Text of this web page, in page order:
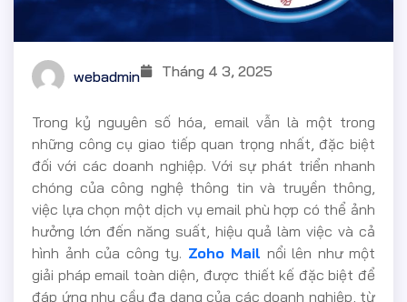
webadmin Tháng 4 3, 2025
Trong kỷ nguyên số hóa, email vẫn là một trong
những công cụ giao tiếp quan trọng nhất, đặc biệt
đối với các doanh nghiệp. Với sự phát triển nhanh
chóng của công nghệ thông tin và truyền thông,
việc lựa chọn một dịch vụ email phù hợp có thể ảnh
hưởng lớn đến năng suất, hiệu quả làm việc và cả
hình ảnh của công ty. Zoho Mail nổi lên như một
giải pháp email toàn diện, được thiết kế đặc biệt để
đáp ứng nhu cầu đa dạng của các doanh nghiệp, từ